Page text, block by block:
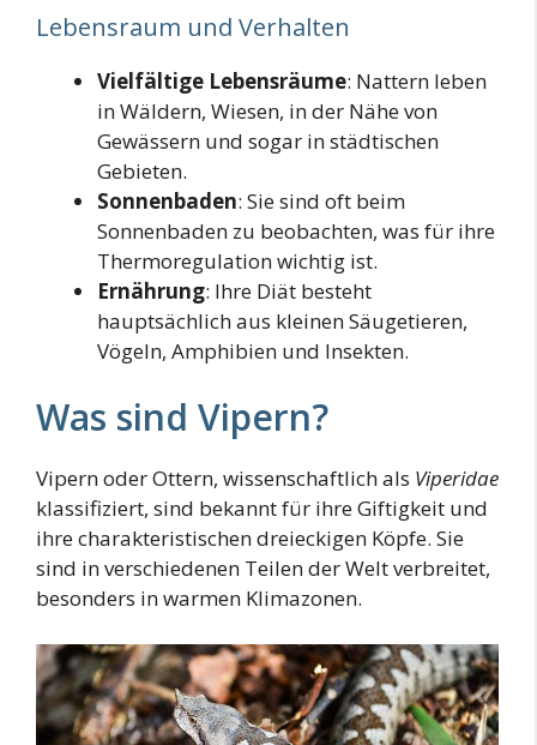
Lebensraum und Verhalten
Vielfältige Lebensräume: Nattern leben
in Wäldern, Wiesen, in der Nähe von
Gewässern und sogar in städtischen
Gebieten.
Sonnenbaden: Sie sind oft beim
Sonnenbaden zu beobachten, was für ihre
Thermoregulation wichtig ist.
Ernährung: Ihre Diät besteht
hauptsächlich aus kleinen Säugetieren,
Vögeln, Amphibien und Insekten.
Was sind Vipern?
Vipern oder Ottern, wissenschaftlich als Viperidae
klassifiziert, sind bekannt für ihre Giftigkeit und
ihre charakteristischen dreieckigen Köpfe. Sie
sind in verschiedenen Teilen der Welt verbreitet,
besonders in warmen Klimazonen.